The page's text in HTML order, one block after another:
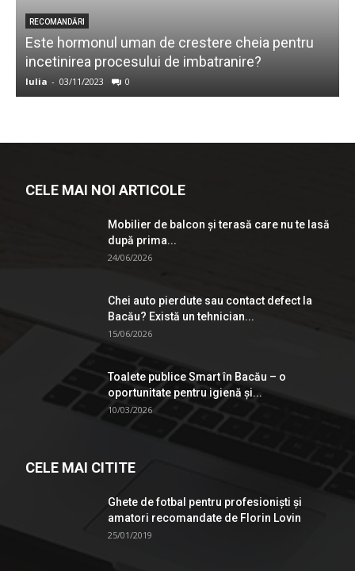
RECOMANDĂRI
Este hormonul uman de crestere cheia pentru
incetinirea procesului de imbatranire?
Iulia - 03/11/2023 0
CELE MAI NOI ARTICOLE
Mobilier de balcon și terasă care nu te lasă
după prima...
24/06/2026
Chei auto pierdute sau contact defect la
Bacău? Există un tehnician...
15/06/2026
Toalete publice Smart în Bacău – o
oportunitate pentru igienă şi...
10/03/2026
CELE MAI CITITE
Ghete de fotbal pentru profesionişti şi
amatori recomandate de Florin Lovin
25/01/2019